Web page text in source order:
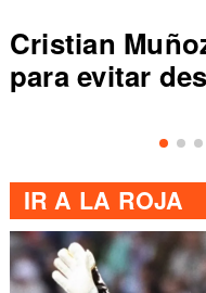
a UdeC
IR A LA ROJA